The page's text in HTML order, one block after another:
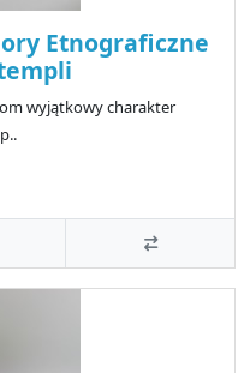
Etnograficzne
wyjątkowy charakter